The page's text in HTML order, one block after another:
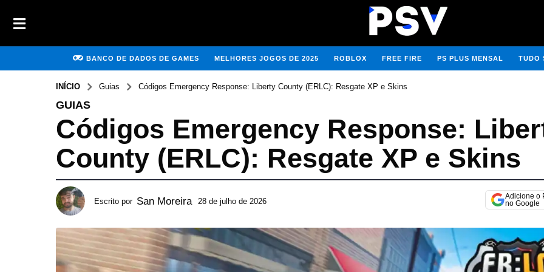
BANCO DE DADOS DE GAMES MELHORES JOGOS DE 2025 ROBLOX FREE FIRE PS PLUS MENSAL TUDO
INÍCIO Guias Códigos Emergency Response: Liberty County (ERLC): Resgate XP e Skins
GUIAS
Códigos Emergency Response:
County (ERLC): Resgate XP e Skins
Escrito por San Moreira 28 de julho de 2026
a
g
o
Adicione o
no Google